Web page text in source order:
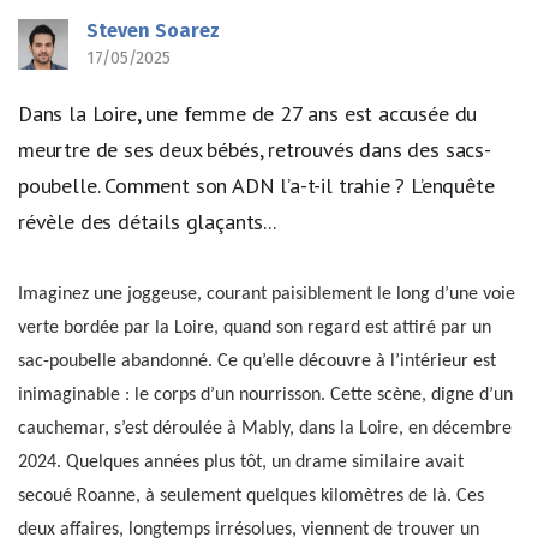
Steven Soarez
17/05/2025
Dans la Loire, une femme de 27 ans est accusée du
meurtre de ses deux bébés, retrouvés dans des sacs-
poubelle. Comment son ADN l’a-t-il trahie ? L’enquête
révèle des détails glaçants...
Imaginez une joggeuse, courant paisiblement le long d’une voie
verte bordée par la Loire, quand son regard est attiré par un
sac-poubelle abandonné. Ce qu’elle découvre à l’intérieur est
inimaginable : le corps d’un nourrisson. Cette scène, digne d’un
cauchemar, s’est déroulée à Mably, dans la Loire, en décembre
2024. Quelques années plus tôt, un drame similaire avait
secoué Roanne, à seulement quelques kilomètres de là. Ces
deux affaires, longtemps irrésolues, viennent de trouver un